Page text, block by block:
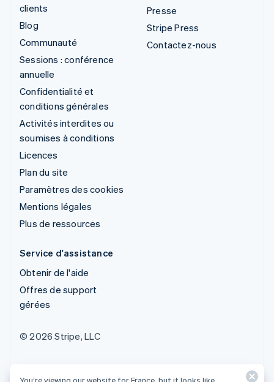
clients
Blog
Communauté
Sessions : conférence
annuelle
Confidentialité et
conditions générales
Activités interdites ou
soumises à conditions
Licences
Plan du site
Paramètres des cookies
Mentions légales
Plus de ressources
Presse
Stripe Press
Contactez-nous
Service d'assistance
Obtenir de l'aide
Offres de support
gérées
© 2026 Stripe, LLC
You’re viewing our website for France, but it looks like